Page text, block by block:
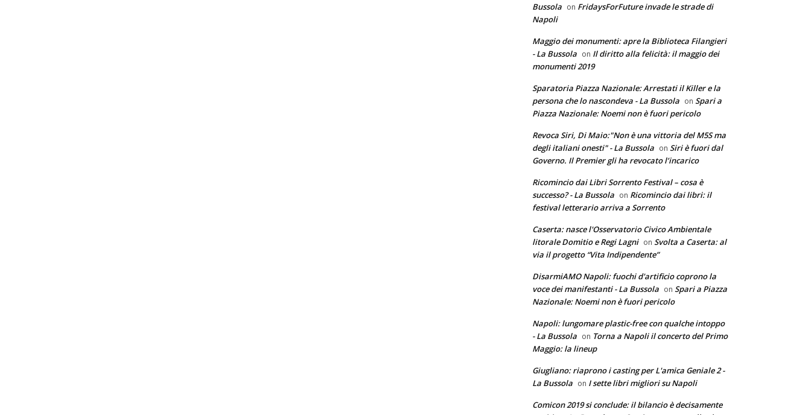
Bussola on FridaysForFuture invade le strade di
Napoli
Maggio dei monumenti: apre la Biblioteca Filangieri
- La Bussola on Il diritto alla felicità: il maggio dei
monumenti 2019
Sparatoria Piazza Nazionale: Arrestati il Killer e la
persona che lo nascondeva - La Bussola on Spari a
Piazza Nazionale: Noemi non è fuori pericolo
Revoca Siri, Di Maio:"Non è una vittoria del M5S ma
degli italiani onesti" - La Bussola on Siri è fuori dal
Governo. Il Premier gli ha revocato l’incarico
Ricomincio dai Libri Sorrento Festival – cosa è
successo? - La Bussola on Ricomincio dai libri: il
festival letterario arriva a Sorrento
Caserta: nasce l'Osservatorio Civico Ambientale
litorale Domitio e Regi Lagni on Svolta a Caserta: al
via il progetto “Vita Indipendente”
DisarmiAMO Napoli: fuochi d'artificio coprono la
voce dei manifestanti - La Bussola on Spari a Piazza
Nazionale: Noemi non è fuori pericolo
Napoli: lungomare plastic-free con qualche intoppo
- La Bussola on Torna a Napoli il concerto del Primo
Maggio: la lineup
Giugliano: riaprono i casting per L'amica Geniale 2 -
La Bussola on I sette libri migliori su Napoli
Comicon 2019 si conclude: il bilancio è decisamente